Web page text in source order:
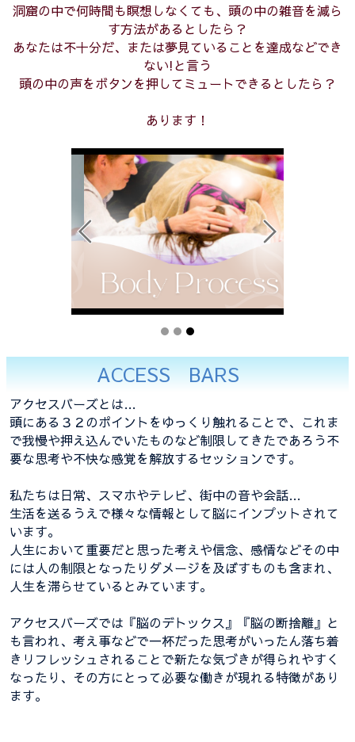
洞窟の中で何時間も瞑想しなくても、頭の中の雑音を減ら
す方法があるとしたら？
あなたは不十分だ、または夢見ていることを達成などでき
ない!と言う
頭の中の声をボタンを押してミュートできるとしたら？
あります！
ACCESS BARS
アクセスバーズとは…
頭にある３２のポイントをゆっくり触れることで、これま
で我慢や押え込んでいたものなど制限してきたであろう不
要な思考や不快な感覚を解放するセッションです。
私たちは日常、スマホやテレビ、街中の音や会話…
生活を送るうえで様々な情報として脳にインプットされて
います。
人生において重要だと思った考えや信念、感情などその中
には人の制限となったりダメージを及ぼすものも含まれ、
人生を滞らせているとみています。
アクセスバーズでは『脳のデトックス』『脳の断捨離』と
も言われ、考え事などで一杯だった思考がいったん落ち着
きリフレッシュされることで新たな気づきが得られやすく
なったり、その方にとって必要な働きが現れる特徴があり
ます。